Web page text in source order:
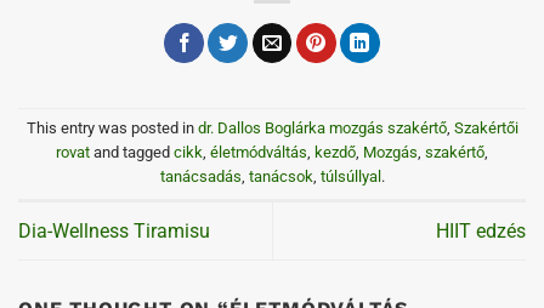
This entry was posted in dr. Dallos Boglárka mozgás szakértő, Szakértői
rovat and tagged cikk, életmódváltás, kezdő, Mozgás, szakértő,
tanácsadás, tanácsok, túlsúllyal .
Dia-Wellness Tiramisu HIIT edzés